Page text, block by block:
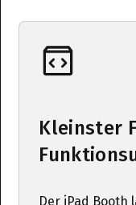
Kleinster
Der iPad Booth